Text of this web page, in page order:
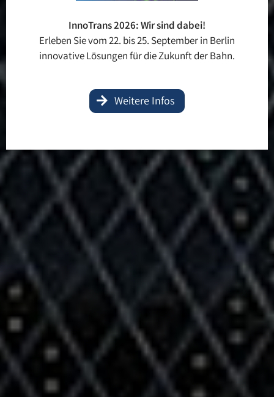
ASCA®
InnoTrans 2026: Wir sind dabei!
Erleben Sie vom 22. bis 25. September in Berlin
innovative Lösungen für die Zukunft der Bahn.
Weitere Infos